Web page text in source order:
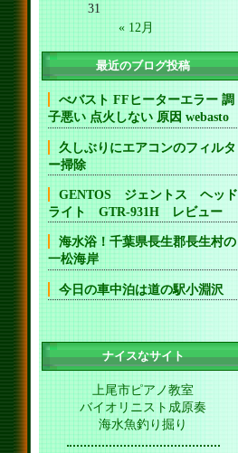
31
« 12月
最近のブログ投稿
べバスト FFヒーターエラー 調
子悪い 点火しない 原因 webasto
久しぶりにエアコンのフィルタ
ー掃除
GENTOS ジェントス ヘッド
ライト GTR-931H レビュー
海水浴！千葉県長生郡長生村の
一松海岸
今日の車中泊は道の駅小淵沢
ナイスなサイト
上尾市ピアノ教室
バイオリニスト成原奏
海水魚釣り掘り